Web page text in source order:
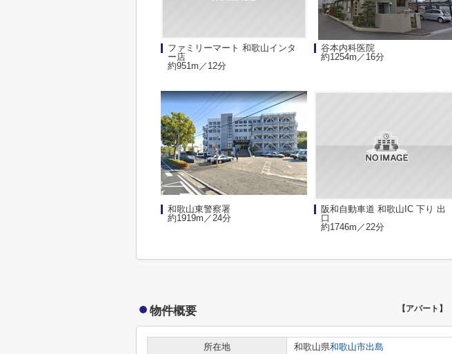
ファミリーマート 和歌山インタ
ー店
約951m／12分
谷本内科医院
約1254m／16分
和歌山東警察署
約1919m／24分
阪和自動車道 和歌山IC 下り 出
口
約1746m／22分
物件概要 【アパート】
所在地 和歌山県和歌山市出島